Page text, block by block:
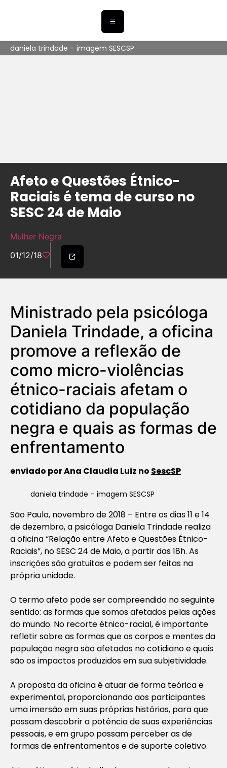
daniela trindade – imagem SESCSP
Afeto e Questões Étnico-
Raciais é tema de curso no
SESC 24 de Maio
Mulher Negra
01/12/18
Ministrado pela psicóloga
Daniela Trindade, a oficina
promove a reflexão de
como micro-violências
étnico-raciais afetam o
cotidiano da população
negra e quais as formas de
enfrentamento
enviado por Ana Claudia Luiz no SescSP
daniela trindade – imagem SESCSP
São Paulo, novembro de 2018 – Entre os dias 11 e 14
de dezembro, a psicóloga Daniela Trindade realiza
a oficina “Relação entre Afeto e Questões Étnico-
Raciais”, no SESC 24 de Maio, a partir das 18h. As
inscrições são gratuitas e podem ser feitas na
própria unidade.
O termo afeto pode ser compreendido no seguinte
sentido: as formas que somos afetados pelas ações
do mundo. No recorte étnico-racial, é importante
refletir sobre as formas que os corpos e mentes da
população negra são afetados no cotidiano e quais
são os impactos produzidos em sua subjetividade.
A proposta da oficina é atuar de forma teórica e
experimental, proporcionando aos participantes
uma imersão em suas próprias histórias, para que
possam descobrir a potência de suas experiências
pessoais, e em grupo possam perceber as de
formas de enfrentamentos e de suporte coletivo.